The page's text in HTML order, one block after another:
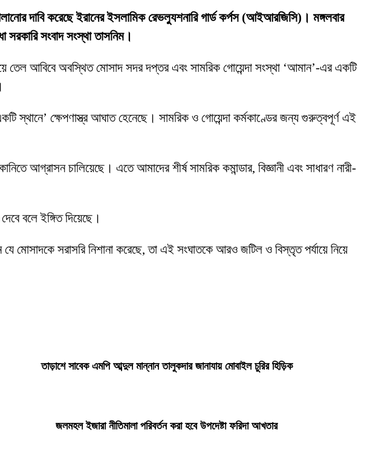
দাবি করেছে ইরানের ইসলামিক রেভল্যুশনারি গার্ড কর্পস (আইআরজিসি)। মঙ্গলবার
সংবাদ সংস্থা তাসনিম।
তেল আবিবে অবস্থিত মোসাদ সদর দপ্তর এবং সামরিক গোয়েন্দা সংস্থা ‘আমান’-এর একটি
স্থানে’ ক্ষেপণাস্ত্র আঘাত হেনেছে। সামরিক ও গোয়েন্দা কর্মকাণ্ডের জন্য গুরুত্বপূর্ণ এই
আগ্রাসন চালিয়েছে। এতে আমাদের শীর্ষ সামরিক কমান্ডার, বিজ্ঞানী এবং সাধারণ নারী-
বলে ইঙ্গিত দিয়েছে।
সরাসরি নিশানা করেছে, তা এই সংঘাতকে আরও জটিল ও বিস্তৃত পর্যায়ে নিয়ে
তাড়াশে সাবেক এমপি আব্দুল মান্নান তালুকদার জানাযায় মোবাইল চুরির হিড়িক
জলমহল ইজারা নীতিমালা পরিবর্তন করা হবে উপদেষ্টা ফরিদা আখতার